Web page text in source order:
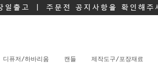
디퓨저/하바리움 캔들 제작도구/포장재료